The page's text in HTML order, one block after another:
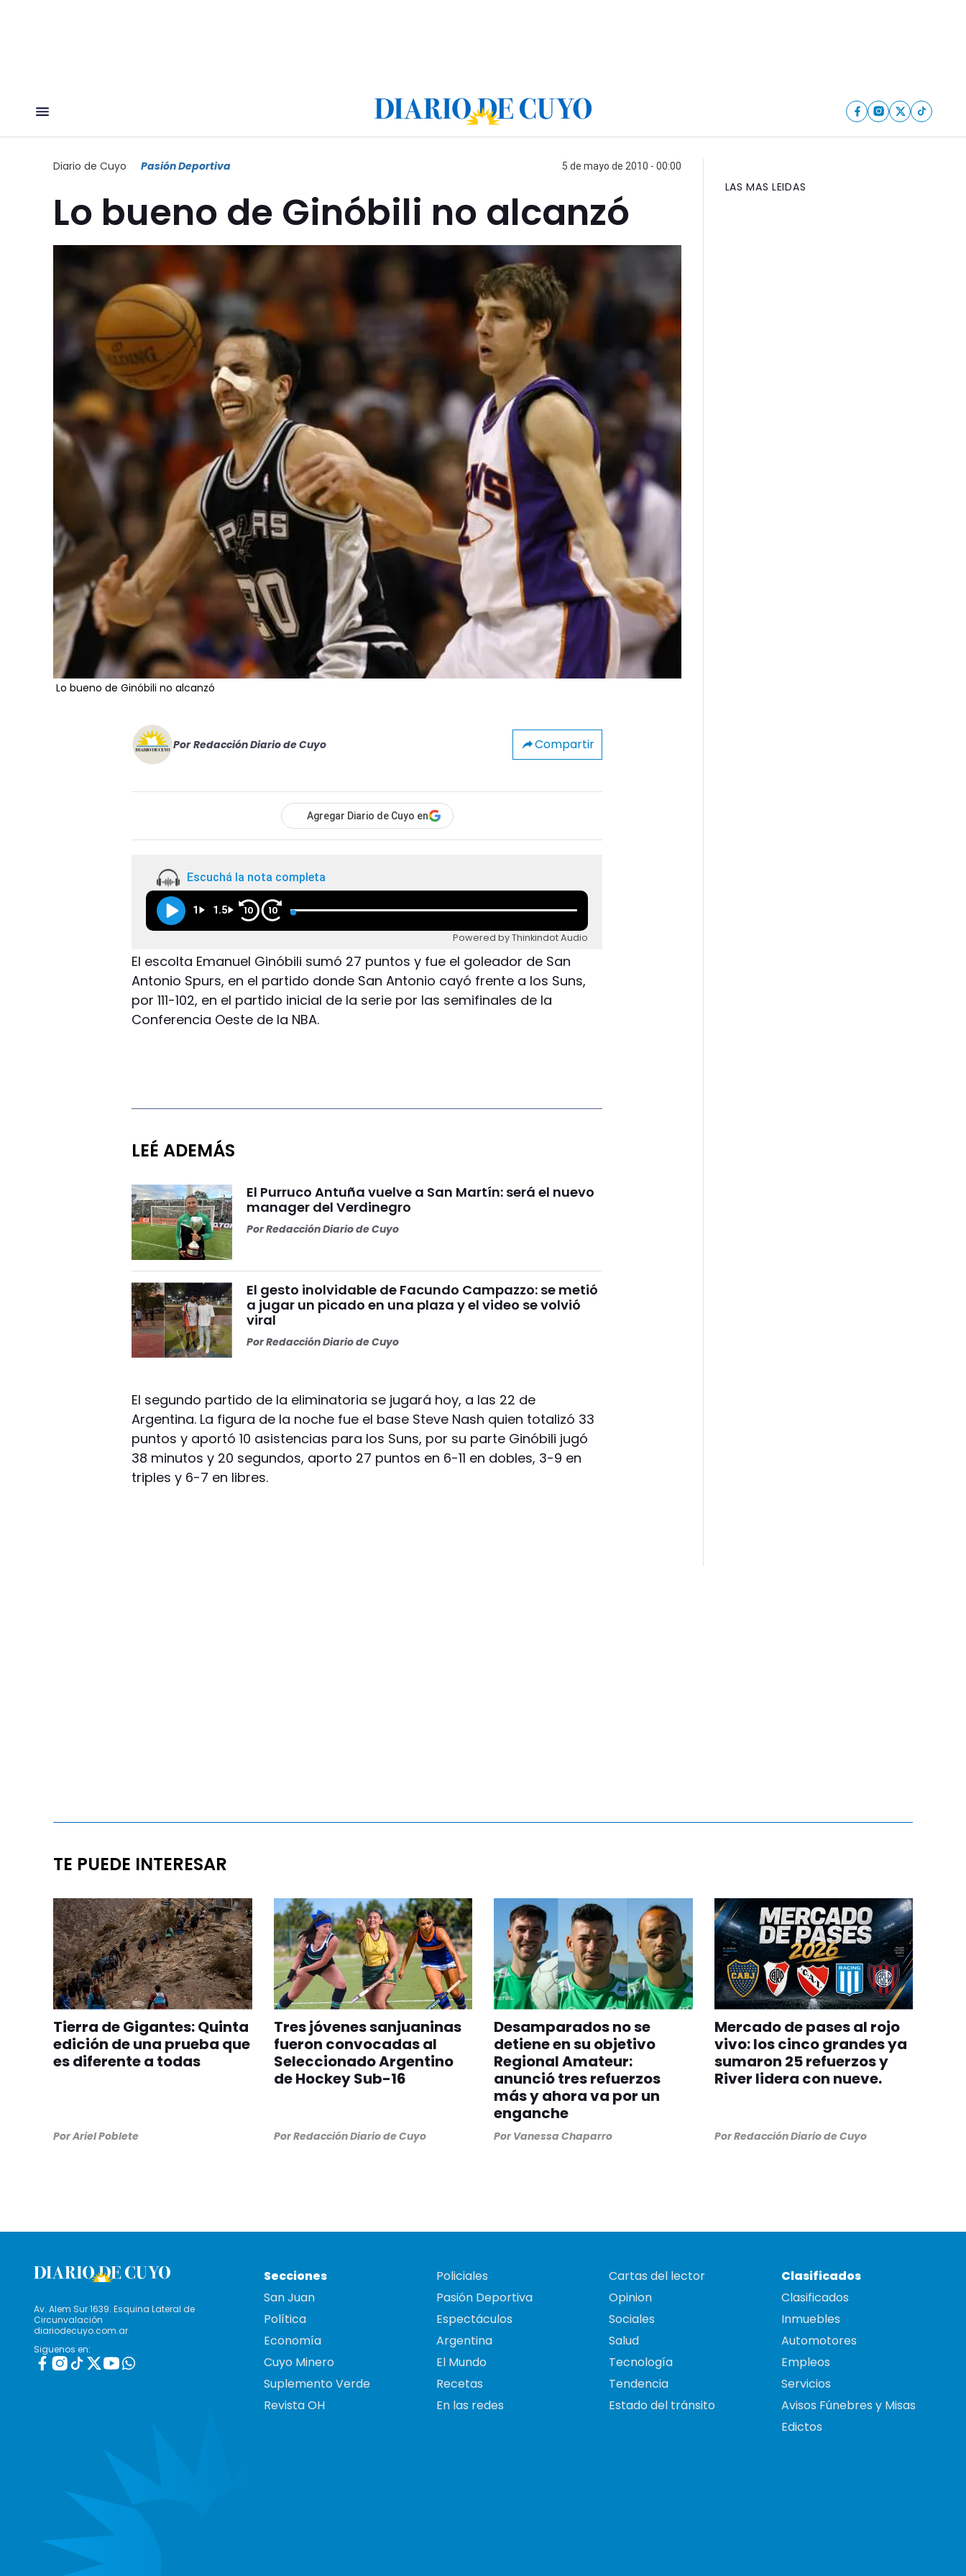
Diario de Cuyo Pasión Deportiva 5 de mayo de 2010 - 00:00
Lo bueno de Ginóbili no alcanzó
Lo bueno de Ginóbili no alcanzó
Por Redacción Diario de Cuyo Compartir
Agregar Diario de Cuyo en
Escuchá la nota completa
1 1.5 10 10
Powered by Thinkindot Audio
El escolta Emanuel Ginóbili sumó 27 puntos y fue el goleador de San
Antonio Spurs, en el partido donde San Antonio cayó frente a los Suns,
por 111-102, en el partido inicial de la serie por las semifinales de la
Conferencia Oeste de la NBA.
LEÉ ADEMÁS
El Purruco Antuña vuelve a San Martín: será el nuevo
manager del Verdinegro
PorRedacción Diario de Cuyo
El gesto inolvidable de Facundo Campazzo: se metió
a jugar un picado en una plaza y el video se volvió
viral
PorRedacción Diario de Cuyo
El segundo partido de la eliminatoria se jugará hoy, a las 22 de
Argentina. La figura de la noche fue el base Steve Nash quien totalizó 33
puntos y aportó 10 asistencias para los Suns, por su parte Ginóbili jugó
38 minutos y 20 segundos, aporto 27 puntos en 6-11 en dobles, 3-9 en
triples y 6-7 en libres.
LAS MAS LEIDAS
TE PUEDE INTERESAR
Tierra de Gigantes: Quinta
edición de una prueba que
es diferente a todas
PorAriel Poblete
Tres jóvenes sanjuaninas
fueron convocadas al
Seleccionado Argentino
de Hockey Sub-16
PorRedacción Diario de Cuyo
Desamparados no se
detiene en su objetivo
Regional Amateur:
anunció tres refuerzos
más y ahora va por un
enganche
Por Vanessa Chaparro
Mercado de pases al rojo
vivo: los cinco grandes ya
sumaron 25 refuerzos y
River lidera con nueve.
PorRedacción Diario de Cuyo
Av. Alem Sur 1639. Esquina Lateral de
Circunvalación
diariodecuyo.com.ar
Siguenos en:
Secciones
San Juan
Política
Economía
Cuyo Minero
Suplemento Verde
Revista OH
Policiales
Pasión Deportiva
Espectáculos
Argentina
El Mundo
Recetas
En las redes
Cartas del lector
Opinion
Sociales
Salud
Tecnología
Tendencia
Estado del tránsito
Clasificados
Clasificados
Inmuebles
Automotores
Empleos
Servicios
Avisos Fúnebres y Misas
Edictos